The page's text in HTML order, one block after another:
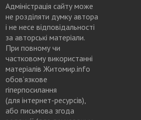
Адміністрація сайту може
не розділяти думку автора
і не несе відповідальності
за авторські матеріали.
При повному чи
частковому використанні
матеріалів Житомир.info
обов’язкове
гіперпосилання
(для інтернет-ресурсів),
або письмова згода